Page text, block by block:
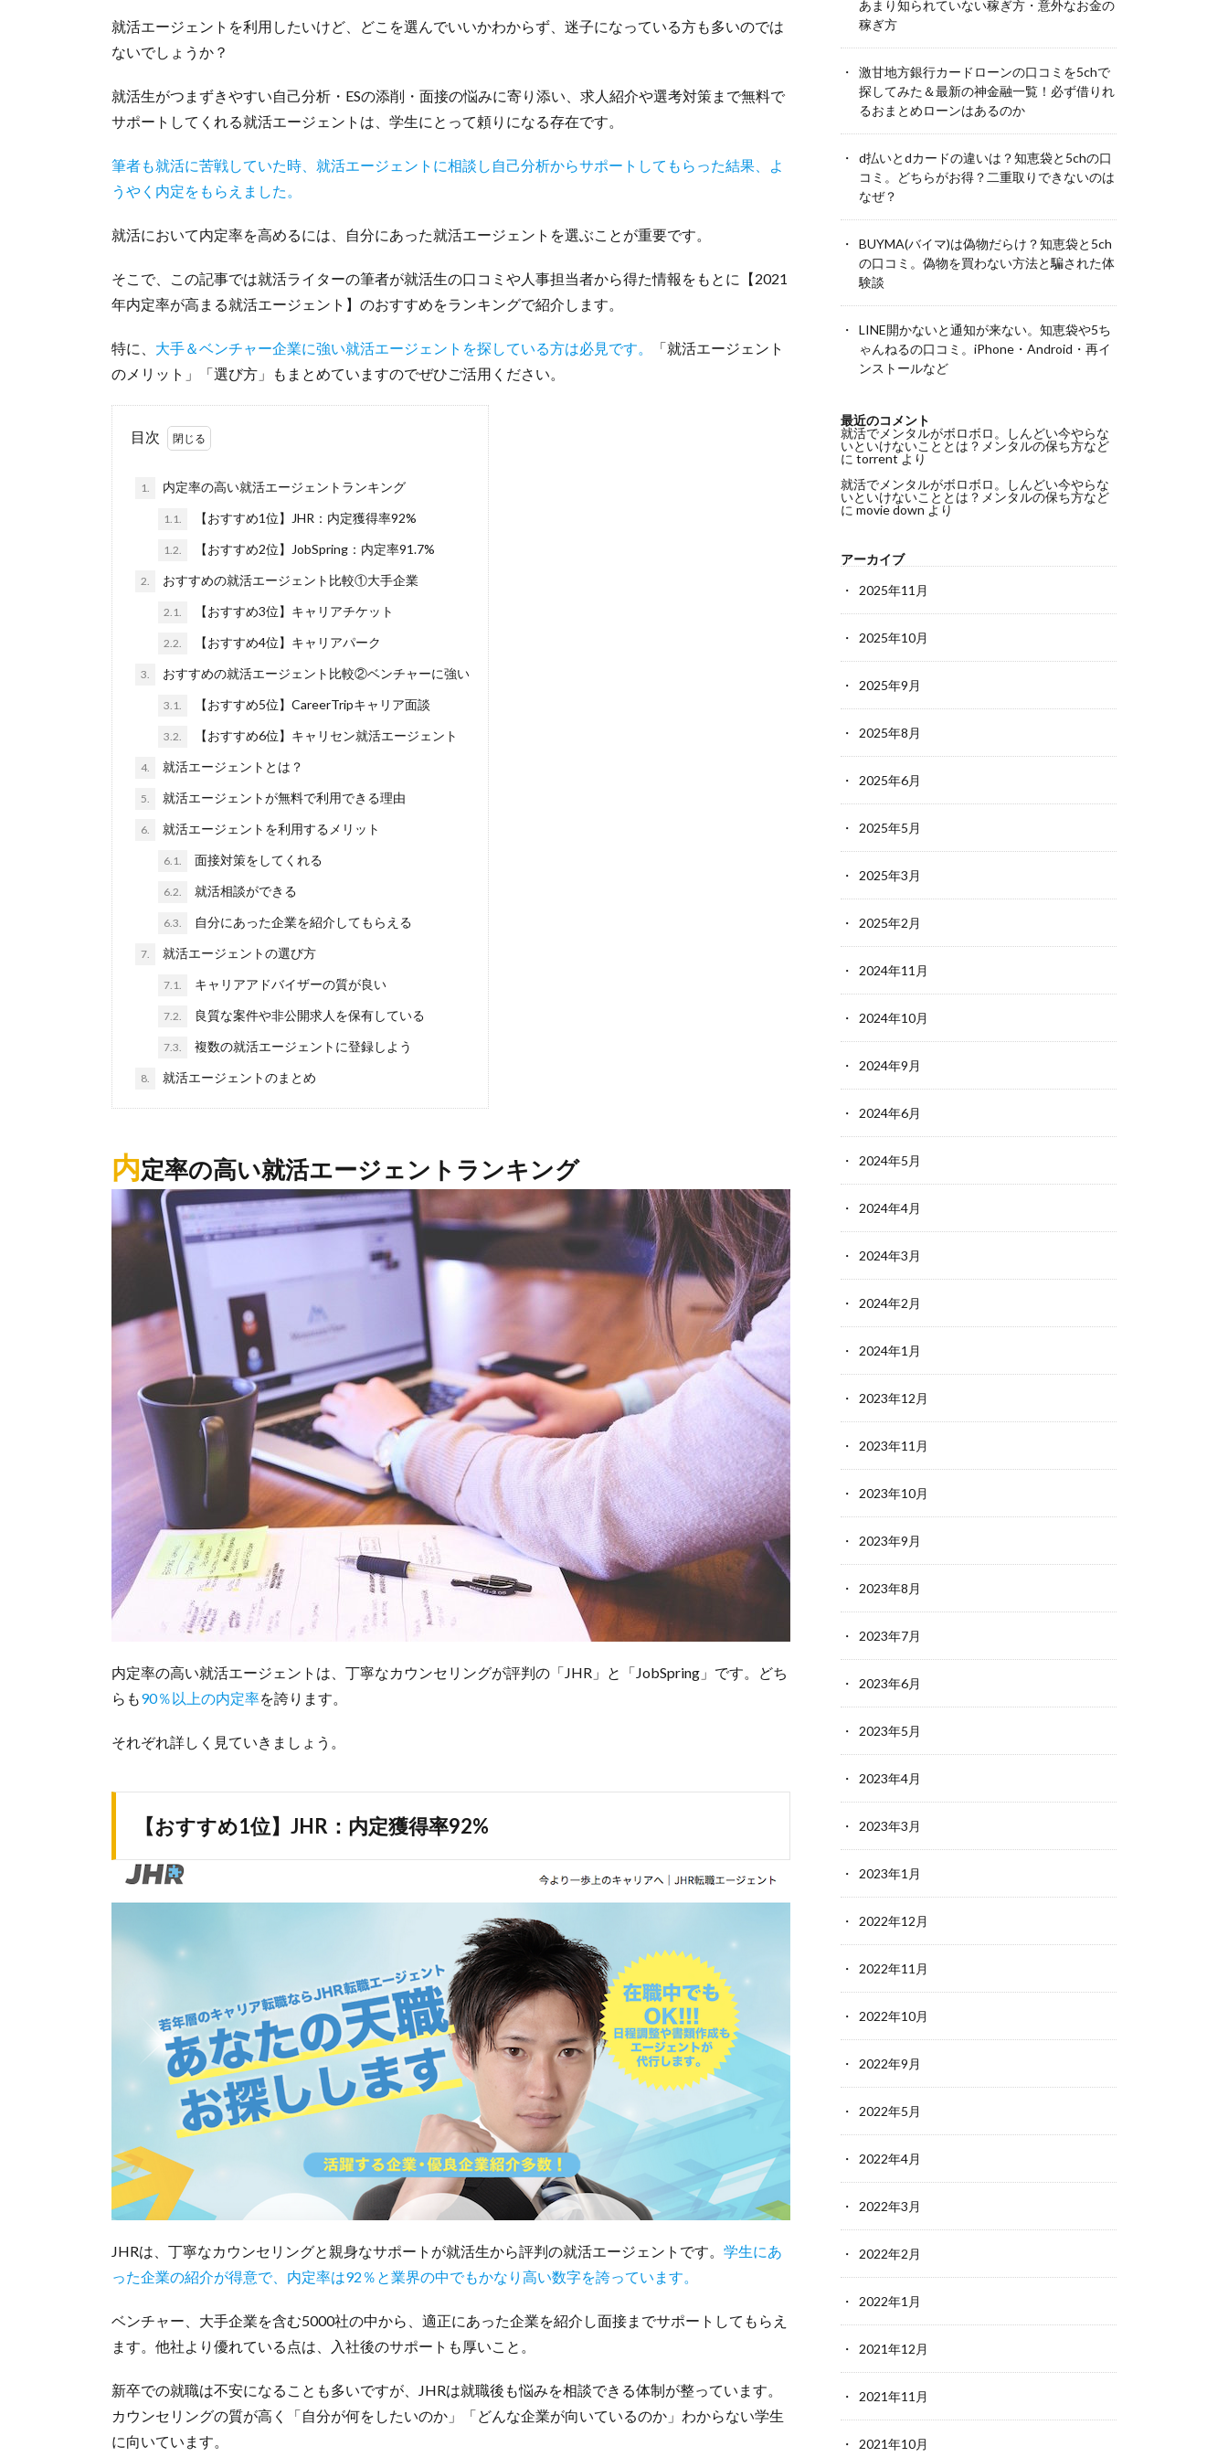
就活エージェントを利用したいけど、どこを選んでいいかわからず、迷子になっている方も多いのでは
ないでしょうか？
就活生がつまずきやすい自己分析・ESの添削・面接の悩みに寄り添い、求人紹介や選考対策まで無料で
サポートしてくれる就活エージェントは、学生にとって頼りになる存在です。
筆者も就活に苦戦していた時、就活エージェントに相談し自己分析からサポートしてもらった結果、よ
うやく内定をもらえました。
就活において内定率を高めるには、自分にあった就活エージェントを選ぶことが重要です。
そこで、この記事では就活ライターの筆者が就活生の口コミや人事担当者から得た情報をもとに【2021
年内定率が高まる就活エージェント】のおすすめをランキングで紹介します。
特に、 大手＆ベンチャー企業に強い就活エージェントを探している方は必見です。
「就活エージェント
のメリット」「選び方」もまとめていますのでぜひご活用ください。
目次
1. 内定率の高い就活エージェントランキング
1.1. 【おすすめ1位】JHR：内定獲得率92%
1.2. 【おすすめ2位】JobSpring：内定率91.7%
2. おすすめの就活エージェント比較①大手企業
2.1. 【おすすめ3位】キャリアチケット
2.2. 【おすすめ4位】キャリアパーク
3. おすすめの就活エージェント比較②ベンチャーに強い
3.1. 【おすすめ5位】CareerTripキャリア面談
3.2. 【おすすめ6位】キャリセン就活エージェント
4. 就活エージェントとは？
5. 就活エージェントが無料で利用できる理由
6. 就活エージェントを利用するメリット
6.1. 面接対策をしてくれる
6.2. 就活相談ができる
6.3. 自分にあった企業を紹介してもらえる
7. 就活エージェントの選び方
7.1. キャリアアドバイザーの質が良い
7.2. 良質な案件や非公開求人を保有している
7.3. 複数の就活エージェントに登録しよう
8. 就活エージェントのまとめ
内定率の高い就活エージェントランキング
内定率の高い就活エージェントは、丁寧なカウンセリングが評判の「JHR」と「JobSpring」です。どち
らも90％以上の内定率を誇ります。
それぞれ詳しく見ていきましょう。
【おすすめ1位】JHR：内定獲得率92%
JHRは、丁寧なカウンセリングと親身なサポートが就活生から評判の就活エージェントです。 学生にあ
った企業の紹介が得意で、内定率は92％と業界の中でもかなり高い数字を誇っています。
ベンチャー、大手企業を含む5000社の中から、適正にあった企業を紹介し面接までサポートしてもらえ
ます。他社より優れている点は、入社後のサポートも厚いこと。
新卒での就職は不安になることも多いですが、JHRは就職後も悩みを相談できる体制が整っています。
カウンセリングの質が高く「自分が何をしたいのか」「どんな企業が向いているのか」わからない学生
に向いています。
あまり知られていない稼ぎ方・意外なお金の
稼ぎ方
激甘地方銀行カードローンの口コミを5chで
探してみた＆最新の神金融一覧！必ず借りれ
るおまとめローンはあるのか
d払いとdカードの違いは？知恵袋と5chの口
コミ。どちらがお得？二重取りできないのは
なぜ？
BUYMA(バイマ)は偽物だらけ？知恵袋と5ch
の口コミ。偽物を買わない方法と騙された体
験談
LINE開かないと通知が来ない。知恵袋や5ち
ゃんねるの口コミ。iPhone・Android・再イ
ンストールなど
最近のコメント
就活でメンタルがボロボロ。しんどい今やらな
いといけないこととは？メンタルの保ち方など
に torrentより
就活でメンタルがボロボロ。しんどい今やらな
いといけないこととは？メンタルの保ち方など
に movie down より
アーカイブ
2025年11月
2025年10月
2025年9月
2025年8月
2025年6月
2025年5月
2025年3月
2025年2月
2024年11月
2024年10月
2024年9月
2024年6月
2024年5月
2024年4月
2024年3月
2024年2月
2024年1月
2023年12月
2023年11月
2023年10月
2023年9月
2023年8月
2023年7月
2023年6月
2023年5月
2023年4月
2023年3月
2023年1月
2022年12月
2022年11月
2022年10月
2022年9月
2022年5月
2022年4月
2022年3月
2022年2月
2022年1月
2021年12月
2021年11月
2021年10月